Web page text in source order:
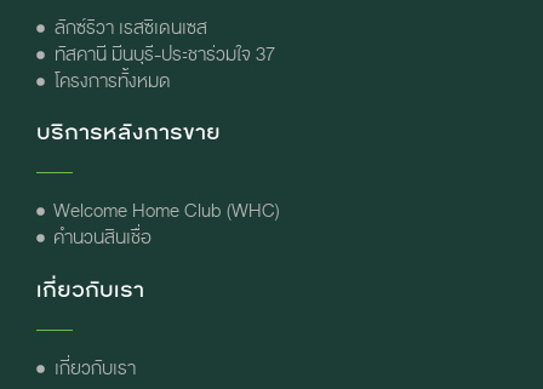
ลักซ์ริวา เรสซิเดนเซส
ทัสคานี มีนบุรี-ประชาร่วมใจ 37
โครงการทั้งหมด
บริการหลังการขาย
Welcome Home Club (WHC)
คำนวนสินเชื่อ
เกี่ยวกับเรา
เกี่ยวกับเรา